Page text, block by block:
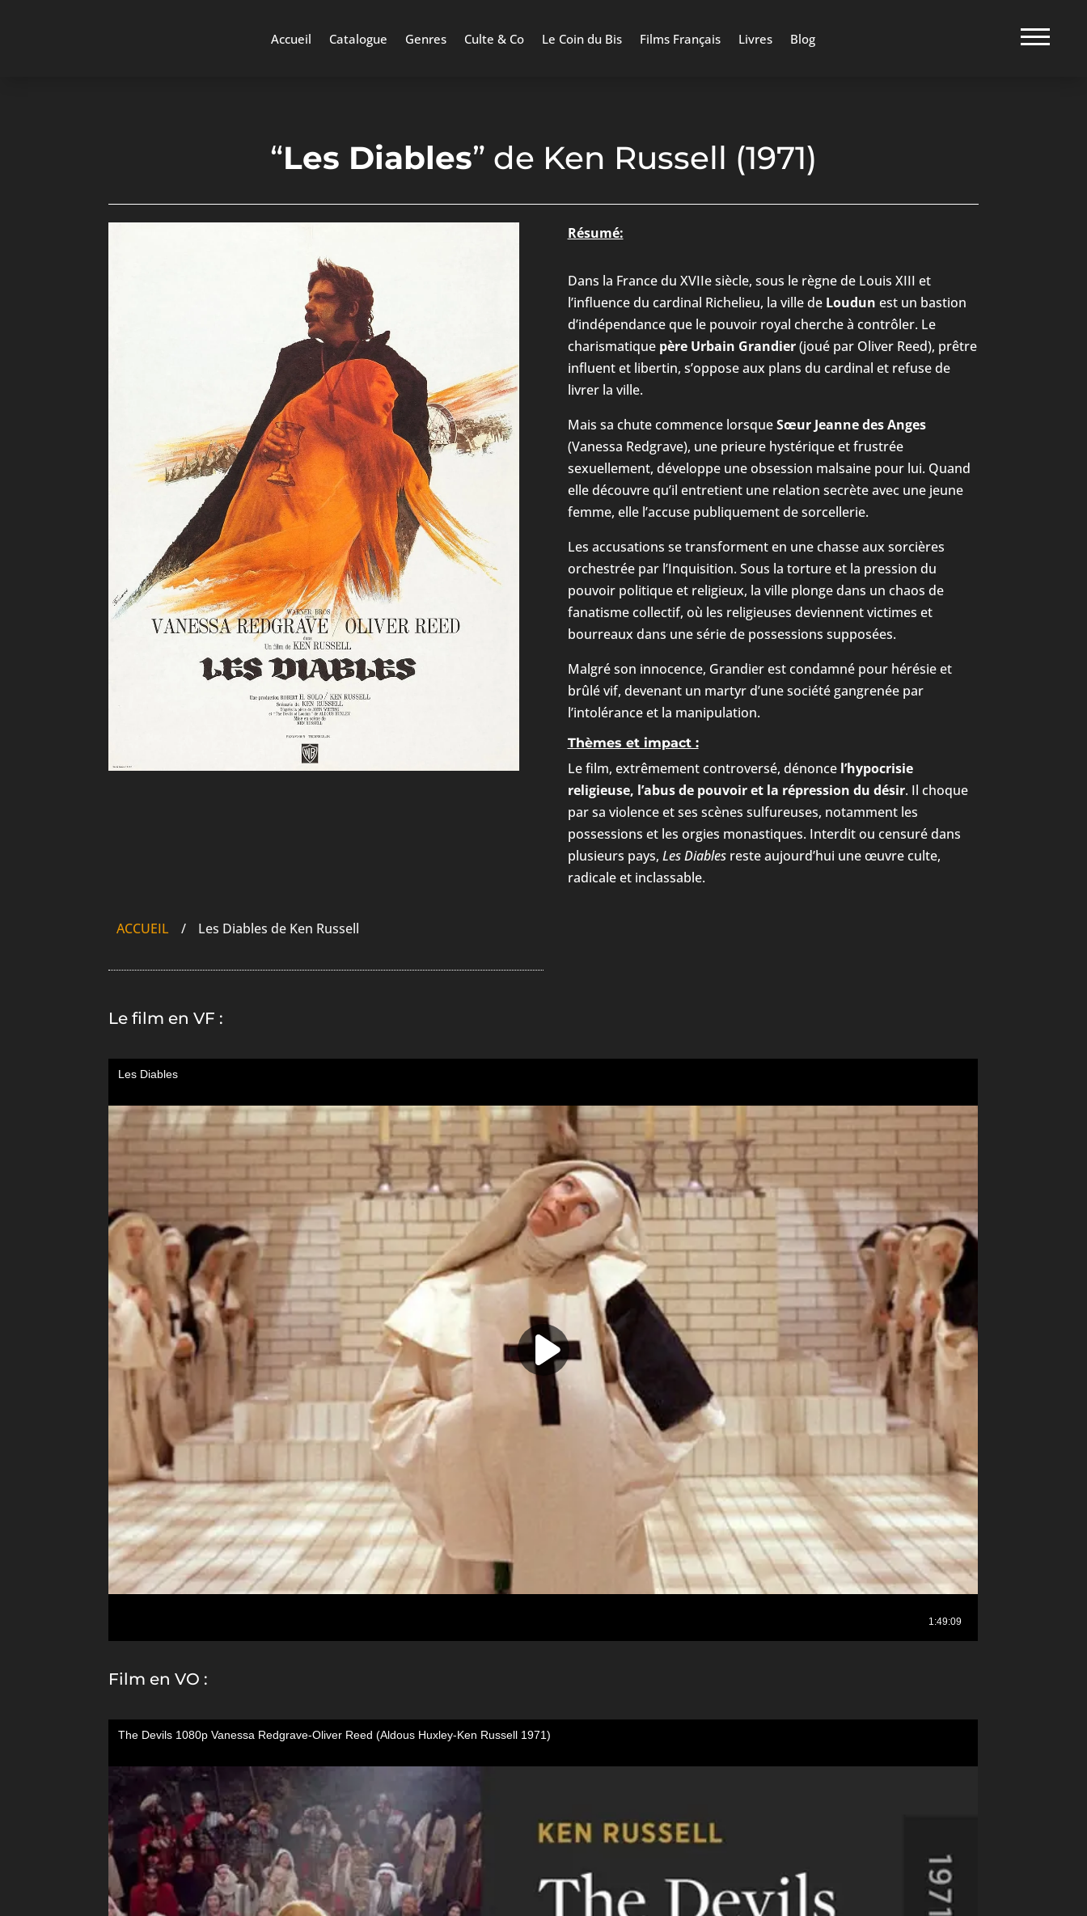
Accueil Catalogue Genres Culte & Co Le Coin du Bis Films Français Livres Blog
“Les Diables” de Ken Russell (1971)
Résumé:
Dans la France du XVIIe siècle, sous le règne de Louis XIII et
l’influence du cardinal Richelieu, la ville de Loudun est un bastion
d’indépendance que le pouvoir royal cherche à contrôler. Le
charismatique père Urbain Grandier(joué par Oliver Reed), prêtre
influent et libertin, s’oppose aux plans du cardinal et refuse de
livrer la ville.
Mais sa chute commence lorsqueSœur Jeanne des Anges
(Vanessa Redgrave), une prieure hystérique et frustrée
sexuellement, développe une obsession malsaine pour lui. Quand
elle découvre qu’il entretient une relation secrète avec une jeune
femme, elle l’accuse publiquement de sorcellerie.
Les accusations se transforment en une chasse aux sorcières
orchestrée par l’Inquisition. Sous la torture et la pression du
pouvoir politique et religieux, la ville plonge dans un chaos de
fanatisme collectif, où les religieuses deviennent victimes et
bourreaux dans une série de possessions supposées.
Malgré son innocence, Grandier est condamné pour hérésie et
brûlé vif, devenant un martyr d’une société gangrenée par
l’intolérance et la manipulation.
Thèmes et impact :
Le film, extrêmement controversé, dénonce l’hypocrisie
religieuse, l’abus de pouvoir et la répression du désir. Il choque
par sa violence et ses scènes sulfureuses, notamment les
possessions et les orgies monastiques. Interdit ou censuré dans
plusieurs pays, Les Diablesreste aujourd’hui une œuvre culte,
radicale et inclassable.
ACCUEIL / Les Diables de Ken Russell
Le film en VF :
Film en VO :